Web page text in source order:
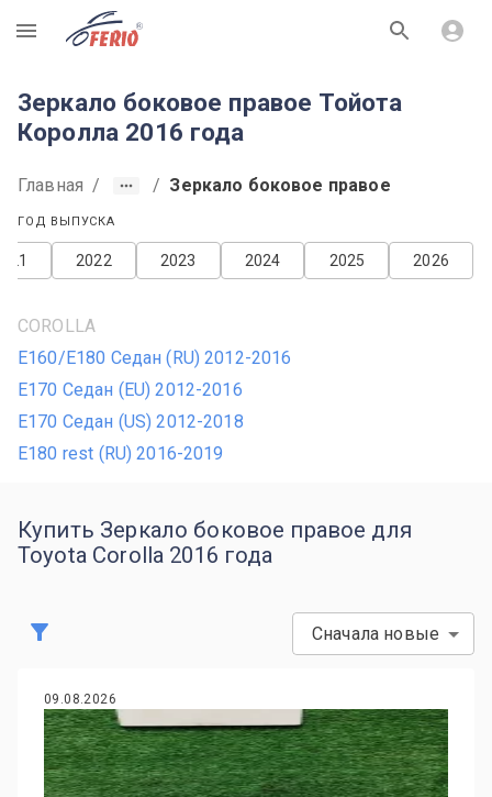
R
Зеркало боковое правое Тойота
Королла 2016 года
Главная / / Зеркало боковое правое
ГОД ВЫПУСКА
2026
2025
2024
2023
2022
COROLLA
E160/E180 Седан (RU) 2012-2016
E170 Седан (EU) 2012-2016
E170 Седан (US) 2012-2018
E180 rest (RU) 2016-2019
Купить Зеркало боковое правое для
Toyota Corolla 2016 года
Сначала новые
09.08.2026